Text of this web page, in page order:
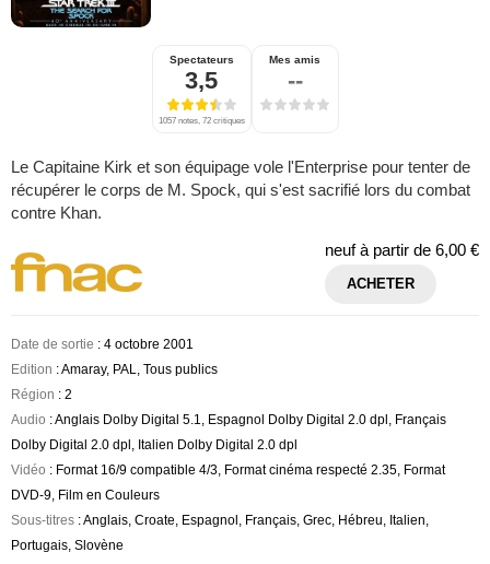
Spectateurs
3,5
1057 notes, 72 critiques
Mes amis
--
Le Capitaine Kirk et son équipage vole l'Enterprise pour tenter de
récupérer le corps de M. Spock, qui s'est sacrifié lors du combat
contre Khan.
neuf à partir de 6,00 €
ACHETER
Date de sortie : 4 octobre 2001
Edition : Amaray, PAL, Tous publics
Région : 2
Audio : Anglais Dolby Digital 5.1, Espagnol Dolby Digital 2.0 dpl, Français
Dolby Digital 2.0 dpl, Italien Dolby Digital 2.0 dpl
Vidéo : Format 16/9 compatible 4/3, Format cinéma respecté 2.35, Format
DVD-9, Film en Couleurs
Sous-titres : Anglais, Croate, Espagnol, Français, Grec, Hébreu, Italien,
Portugais, Slovène